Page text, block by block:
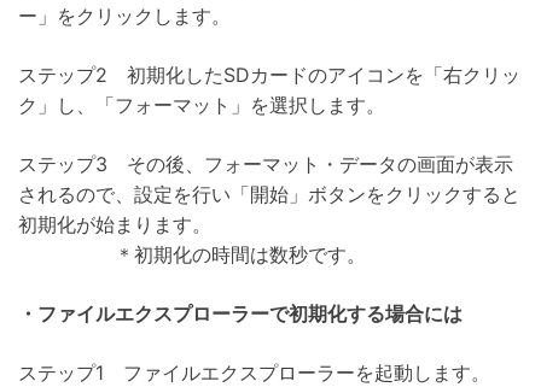
ー」をクリックします。
ステップ2 初期化したSDカードのアイコンを「右クリッ
ク」し、「フォーマット」を選択します。
ステップ3 その後、フォーマット・データの画面が表示
されるので、設定を行い「開始」ボタンをクリックすると
初期化が始まります。
＊初期化の時間は数秒です。
・ファイルエクスプローラーで初期化する場合には
ステップ1 ファイルエクスプローラーを起動します。